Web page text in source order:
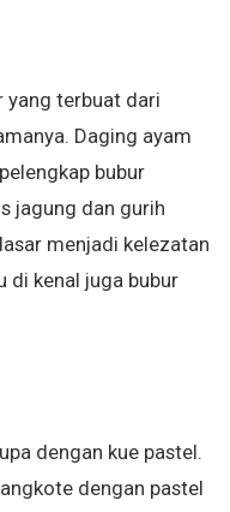
yang terbuat dari
Daging ayam
bubur
jagung dan gurih
menjadi kelezatan
di kenal juga bubur
dengan kue pastel.
dengan pastel